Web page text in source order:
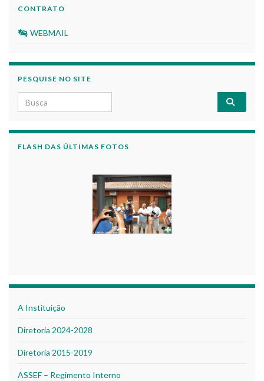
CONTRATO
WEBMAIL
PESQUISE NO SITE
Search for:
FLASH DAS ÚLTIMAS FOTOS
A Instituição
Diretoria 2024-2028
Diretoria 2015-2019
ASSEF – Regimento Interno